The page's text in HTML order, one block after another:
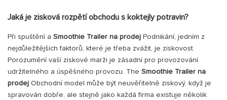
Jaká je zisková rozpětí obchodu s koktejly potravin?
Při spuštění a Smoothie Trailer na prodej Podnikání, jedním z
nejdůležitějších faktorů, které je třeba zvážit, je ziskovost.
Porozumění vaší ziskové marži je zásadní pro provozování
udržitelného a úspěšného provozu. The Smoothie Trailer na
prodej Obchodní model může být neuvěřitelně ziskový, když je
spravován dobře, ale stejně jako každá firma existuje několik